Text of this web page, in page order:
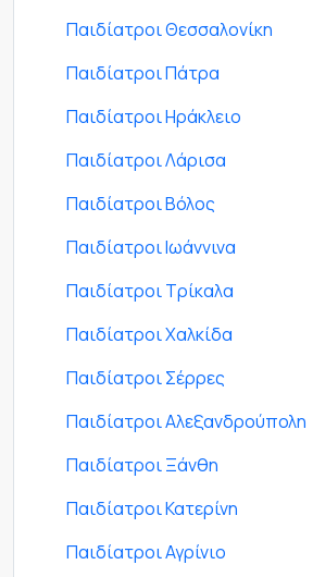
Παιδίατροι Θεσσαλονίκη
Παιδίατροι Πάτρα
Παιδίατροι Ηράκλειο
Παιδίατροι Λάρισα
Παιδίατροι Βόλος
Παιδίατροι Ιωάννινα
Παιδίατροι Τρίκαλα
Παιδίατροι Χαλκίδα
Παιδίατροι Σέρρες
Παιδίατροι Αλεξανδρούπολη
Παιδίατροι Ξάνθη
Παιδίατροι Κατερίνη
Παιδίατροι Αγρίνιο